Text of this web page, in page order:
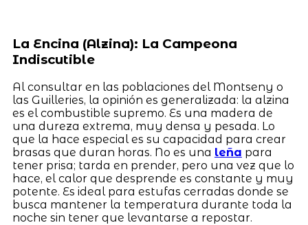
La Encina (Alzina): La Campeona
Indiscutible
Al consultar en las poblaciones del Montseny o
las Guilleries, la opinión es generalizada: la alzina
es el combustible supremo. Es una madera de
una dureza extrema, muy densa y pesada. Lo
que la hace especial es su capacidad para crear
brasas que duran horas. No es una leña para
tener prisa; tarda en prender, pero una vez que lo
hace, el calor que desprende es constante y muy
potente. Es ideal para estufas cerradas donde se
busca mantener la temperatura durante toda la
noche sin tener que levantarse a repostar.